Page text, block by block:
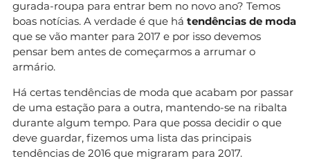
gurada-roupa para entrar bem no novo ano? Temos
boas notícias. A verdade é que há tendências de moda
que se vão manter para 2017 e por isso devemos
pensar bem antes de começarmos a arrumar o
armário.
Há certas tendências de moda que acabam por passar
de uma estação para a outra, mantendo-se na ribalta
durante algum tempo. Para que possa decidir o que
deve guardar, fizemos uma lista das principais
tendências de 2016 que migraram para 2017.